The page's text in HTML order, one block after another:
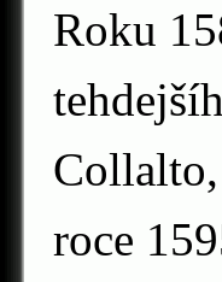
Roku
roce